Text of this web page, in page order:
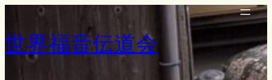
を
世界福音伝道会